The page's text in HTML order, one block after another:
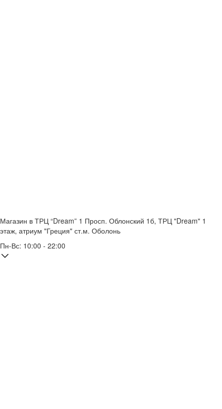
Магазин в ТРЦ “Dream” 1 Просп. Облонский 1б, ТРЦ "Dream" 1
этаж, атриум "Греция" ст.м. Оболонь
Пн-Вс: 10:00 - 22:00